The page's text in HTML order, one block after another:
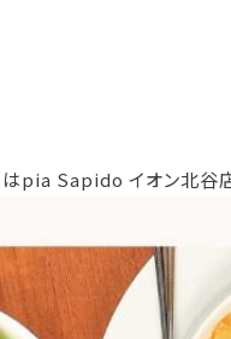
pia Sapido イオン北谷店